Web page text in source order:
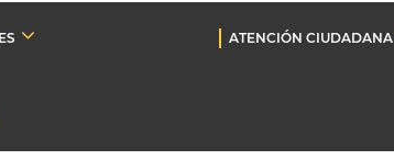
ATENCIÓN CIUDADANA